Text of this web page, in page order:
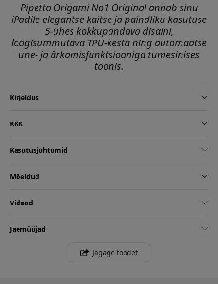
Pipetto Origami No1 Original annab sinu
iPadile elegantse kaitse ja paindliku kasutuse
5-ühes kokkupandava disaini,
löögisummutava TPU-kesta ning automaatse
une- ja ärkamisfunktsiooniga tumesinises
toonis.
Kirjeldus
KKK
Kasutusjuhtumid
Mõeldud
Videod
Jaemüüjad
Jagage toodet